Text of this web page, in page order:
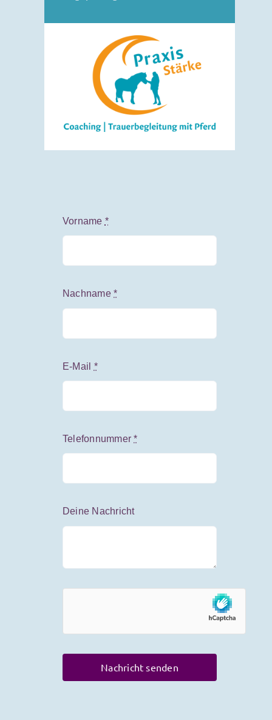
Vorname *
Nachname*
E-Mail *
Telefonnummer*
Deine Nachricht
Nachricht senden